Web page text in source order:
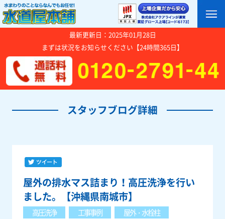
最新更新日：2025年01月28日
まずは状況をお知らせください【24時間365日】
スタッフブログ詳細
屋外の排水マス詰まり！高圧洗浄を行い
ました。【沖縄県南城市】
高圧洗浄 工事事例
屋外・水栓柱